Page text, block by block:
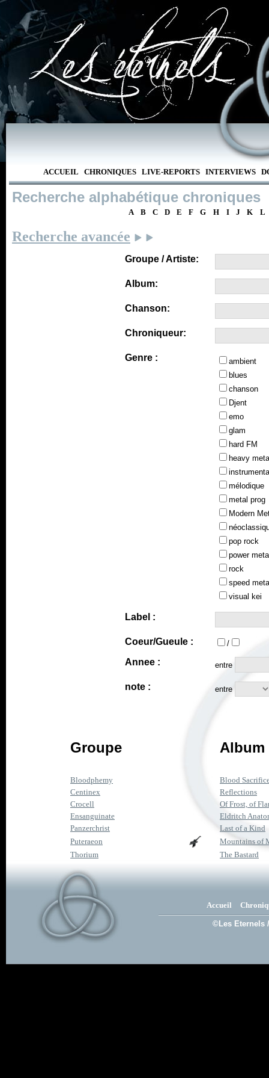
ACCUEIL CHRONIQUES LIVE-REPORTS INTERVIEWS
Recherche alphabétique chroniques
A B C D E F G H I J K L
Recherche avancée
Groupe / Artiste:
Album:
Chanson:
Chroniqueur:
Genre :
ambient
blues
chanson
Djent
emo
glam
hard FM
heavy
mélodique
metal prog
Modern
pop rock
power
rock
speed
visual kei
Label :
Coeur/Gueule : /
Annee : entre
note : entre
Groupe Album
Bloodphemy
Blood
Centinex
Reflections
Crocell
Of Frost, of
Ensanguinate
Eldritch
Panzerchrist
Last of a Kind
Puteraeon
Mountains of
Thorium
The Bastard
Accueil
©Les Eternels